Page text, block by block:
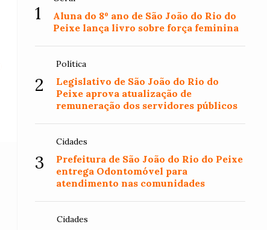
1
Aluna do 8º ano de São João do Rio do
Peixe lança livro sobre força feminina
2
Política
Legislativo de São João do Rio do
Peixe aprova atualização de
remuneração dos servidores públicos
3
Cidades
Prefeitura de São João do Rio do Peixe
entrega Odontomóvel para
atendimento nas comunidades
Cidades